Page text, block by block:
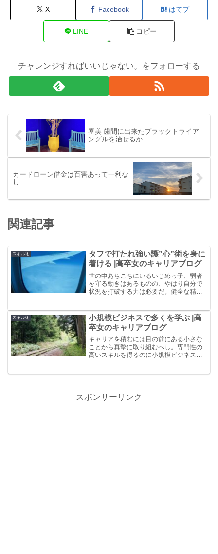
X Facebook はてブ
LINE コピー
チャレンジすればいいじゃない。をフォローする
審美 歯間に出来たブラックトライア
ングルを治せるか
カードローン借金は百害あって一利な
し
関連記事
スキル術
タフで打たれ強い護”心”術を身に
着ける |高卒女のキャリアブログ
世の中あちこちにいるいじめっ子、弱者
を守る動きはあるものの、やはり自分で
状況を打破する力は必要だ。健全な精神
要だ。自分を守る護”心”術のご紹介。
スキル術
小規模ビジネスで多くを学ぶ |高
卒女のキャリアブログ
キャリアを積むには目の前にある小さな
ことから真摯に取り組むべし。専門性の
高いスキルを得るのに小規模ビジネスな
スポンサーリンク